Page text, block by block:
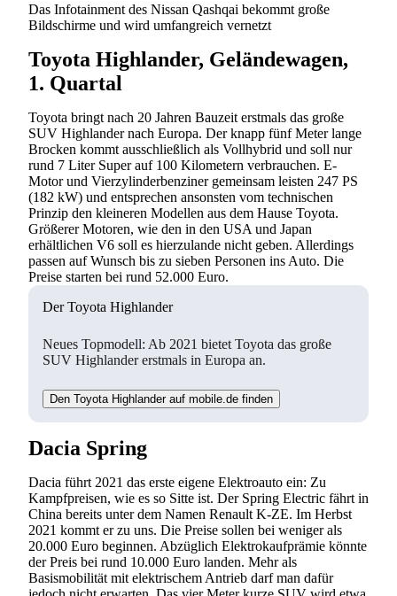
Das Infotainment des Nissan Qashqai bekommt große
Bildschirme und wird umfangreich vernetzt
Toyota Highlander, Geländewagen,
1. Quartal
Toyota bringt nach 20 Jahren Bauzeit erstmals das große
SUV Highlander nach Europa. Der knapp fünf Meter lange
Brocken kommt ausschließlich als Vollhybrid und soll nur
rund 7 Liter Super auf 100 Kilometern verbrauchen. E-
Motor und Vierzylinderbenziner gemeinsam leisten 247 PS
(182 kW) und entsprechen ansonsten vom technischen
Prinzip den kleineren Modellen aus dem Hause Toyota.
Größerer Motoren, wie den in den USA und Japan
erhältlichen V6 soll es hierzulande nicht geben. Allerdings
passen auf Wunsch bis zu sieben Personen ins Auto. Die
Preise starten bei rund 52.000 Euro.
Der Toyota Highlander
Neues Topmodell: Ab 2021 bietet Toyota das große
SUV Highlander erstmals in Europa an.
Den Toyota Highlander auf mobile.de finden
Dacia Spring
Dacia führt 2021 das erste eigene Elektroauto ein: Zu
Kampfpreisen, wie es so Sitte ist. Der Spring Electric fährt in
China bereits unter dem Namen Renault K-ZE. Im Herbst
2021 kommt er zu uns. Die Preise sollen bei weniger als
20.000 Euro beginnen. Abzüglich Elektrokaufprämie könnte
der Preis bei rund 10.000 Euro landen. Mehr als
Basismobilität mit elektrischem Antrieb darf man dafür